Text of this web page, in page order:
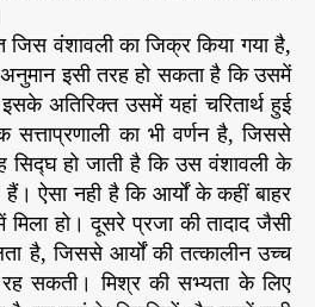
जिस वंशावली का जिक्र किया गया है,
इसी तरह हो सकता है कि उसमें
अतिरिक्त उसमें यहां चरितार्थ हुई
सत्ताप्रणाली का भी वर्णन है, जिससे
सिद्घ हो जाती है कि उस वंशावली के
ऐसा नही है कि आर्यों के कहीं बाहर
हो। दूसरे प्रजा की तादाद जैसी
है, जिससे आर्यों की तत्कालीन उच्च
सकती। मिश्र की सभ्यता के लिए